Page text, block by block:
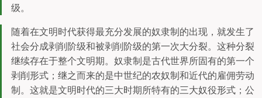
级。
随着在文明时代获得最充分发展的奴隶制的出现，就发生了
社会分成剥削阶级和被剥削阶级的第一次大分裂。这种分裂
继续存在于整个文明期。奴隶制是古代世界所固有的第一个
剥削形式；继之而来的是中世纪的农奴制和近代的雇佣劳动
制。这就是文明时代的三大时期所特有的三大奴役形式；公